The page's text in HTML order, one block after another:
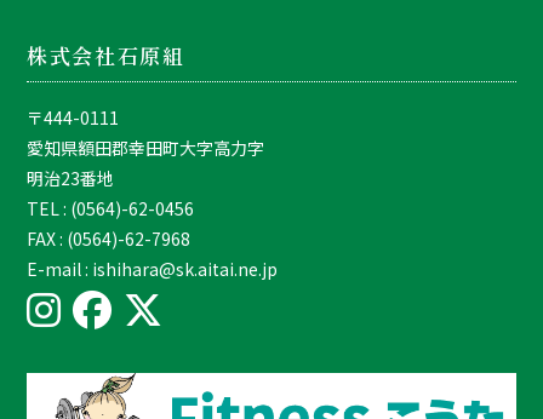
株式会社石原組
〒444-0111
愛知県額田郡幸田町大字高力字
明治23番地
TEL : (0564)-62-0456
FAX : (0564)-62-7968
E-mail : ishihara@sk.aitai.ne.jp